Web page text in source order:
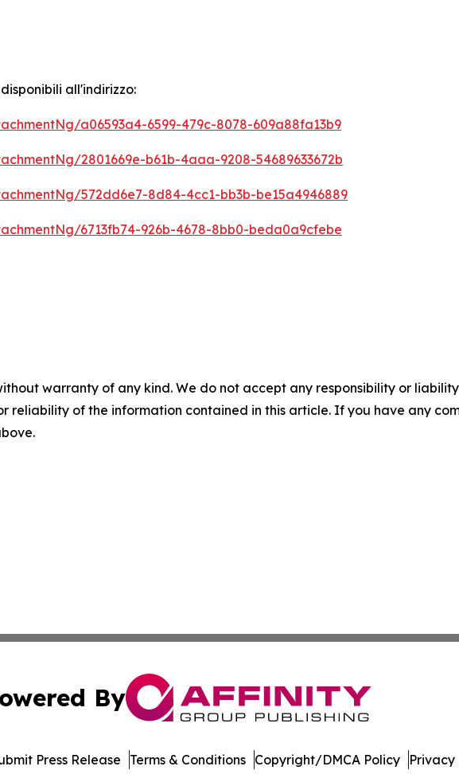
all'indirizzo:
a06593a4-6599-479c-8078-609a88fa13b9
2801669e-b61b-4aaa-9208-54689633672b
572dd6e7-8d84-4cc1-bb3b-be15a4946889
6713fb74-926b-4678-8bb0-beda0a9cfebe
warranty of any kind. We do not accept any responsibility or
reliability of the information contained in this article. If you have any
By
Press Release Terms & Conditions Copyright/DMCA Policy Privacy